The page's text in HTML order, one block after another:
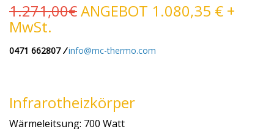
1.271,00€ANGEBOT 1.080,35 € +
MwSt.
0471 662807/info@mc-thermo.com
Infrarotheizkörper
Wärmeleitsung: 700 Watt